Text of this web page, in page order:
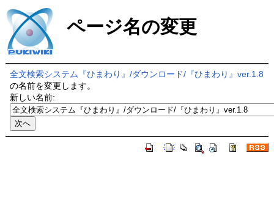
ページ名の変更
全文検索システム『ひまわり』/ダウンロード/『ひまわり』ver.1.8
の名前を変更します。
新しい名前: